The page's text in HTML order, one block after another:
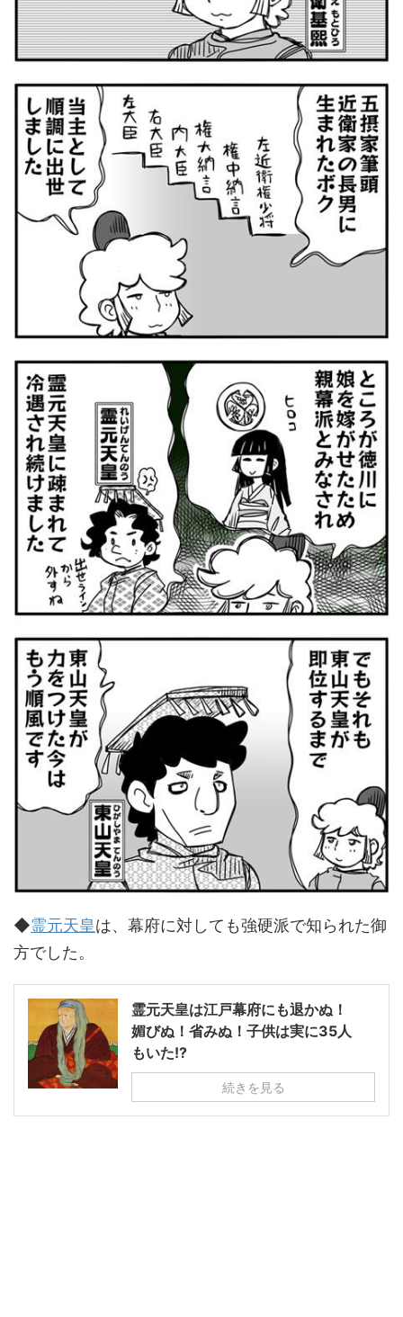
◆霊元天皇は、幕府に対しても強硬派で知られた御
方でした。
霊元天皇は江戸幕府にも退かぬ！
媚びぬ！省みぬ！子供は実に35人
もいた!?
続きを見る